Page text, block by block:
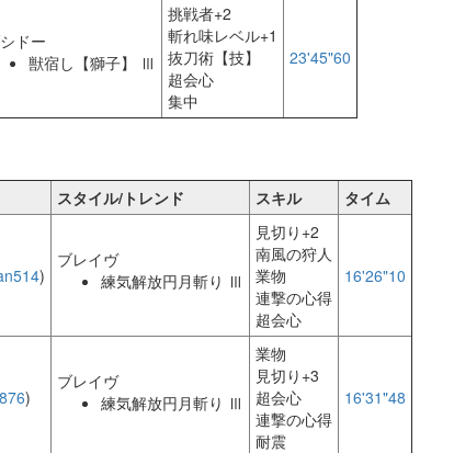
ドー
獣宿し【獅子】 Ⅲ
挑戦者+2
斬れ味レベル+1
抜刀術【技】
超会心
集中
23'45"60
スタイル/トレンド スキル タイム
)
ブレイヴ
練気解放円月斬り Ⅲ
見切り+2
南風の狩人
業物
連撃の心得
超会心
16'26"10
)
ブレイヴ
練気解放円月斬り Ⅲ
業物
見切り+3
超会心
連撃の心得
耐震
16'31"48